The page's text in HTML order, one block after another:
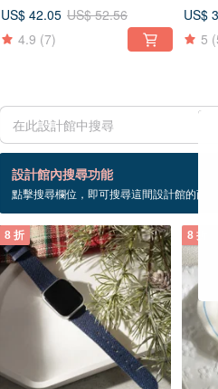
US$ 42.05 US$ 52.56
4.9 (7)
US$
5
設計館內搜尋功能
點擊搜尋欄位，即可搜尋這間設計館的商品
8 個商品
牛皮錶帶
8 折 8 折